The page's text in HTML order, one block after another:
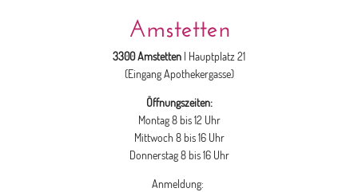
Amstetten
3300 Amstetten | Hauptplatz 21
(Eingang Apothekergasse)
Öffnungszeiten:
Montag 8 bis 12 Uhr
Mittwoch 8 bis 16 Uhr
Donnerstag 8 bis 16 Uhr
Anmeldung: